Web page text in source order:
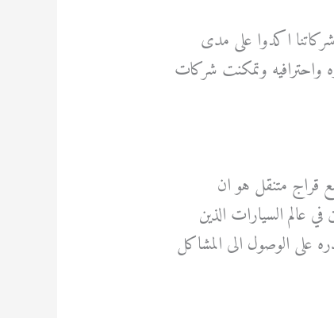
اكدوا على مدى
واحترافيه وتمكنت شركات
قراج متنقل هو ان
عالم السيارات الذين
على الوصول الى المشاكل